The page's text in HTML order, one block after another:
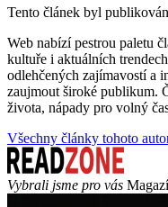
Tento článek byl
Web nabízí pestrou paletu
kultuře i aktuálních
odlehčených zajímavostí a
zaujmout široké publikum.
života, nápady pro volný
Všechny články tohoto
Vybrali jsme pro vás